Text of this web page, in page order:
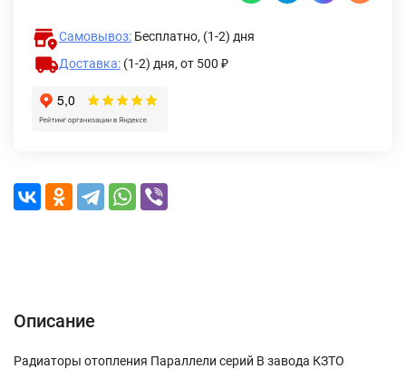
Самовывоз: Бесплатно, (1-2) дня
Доставка: (1-2) дня, от 500 ₽
Описание
Радиаторы отопления Параллели серий В завода КЗТО